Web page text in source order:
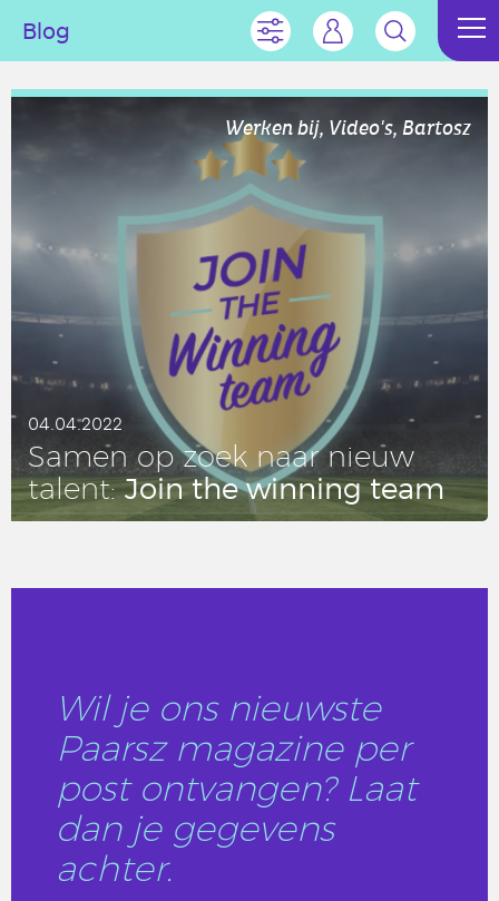
Blog
Werken bij, Video's, Bartosz
04.04.2022
Samen op zoek naar nieuw
talent:Join the winning team
Wil je ons nieuwste
Paarsz magazine per
post ontvangen? Laat
dan je gegevens
achter.